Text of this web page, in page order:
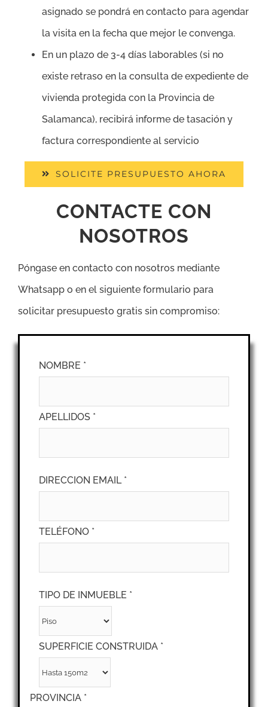
asignado se pondrá en contacto para agendar
la visita en la fecha que mejor le convenga.
En un plazo de 3-4 días laborables (si no
existe retraso en la consulta de expediente de
vivienda protegida con la Provincia de
Salamanca), recibirá informe de tasación y
factura correspondiente al servicio
SOLICITE PRESUPUESTO AHORA
CONTACTE CON
NOSOTROS
Póngase en contacto con nosotros mediante
Whatsapp o en el siguiente formulario para
solicitar presupuesto gratis sin compromiso:
NOMBRE *
APELLIDOS *
DIRECCION EMAIL *
TELÉFONO *
TIPO DE INMUEBLE *
SUPERFICIE CONSTRUIDA *
PROVINCIA *